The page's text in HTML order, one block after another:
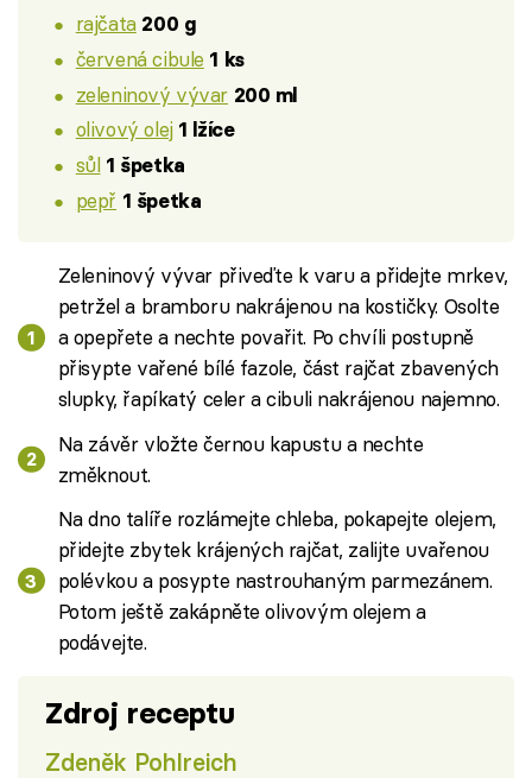
rajčata 200 g
červená cibule 1 ks
zeleninový vývar 200 ml
olivový olej 1 lžíce
sůl 1 špetka
pepř 1 špetka
Zeleninový vývar přiveďte k varu a přidejte mrkev,
petržel a bramboru nakrájenou na kostičky. Osolte
a opepřete a nechte povařit. Po chvíli postupně
přisypte vařené bílé fazole, část rajčat zbavených
slupky, řapíkatý celer a cibuli nakrájenou najemno.
Na závěr vložte černou kapustu a nechte
změknout.
Na dno talíře rozlámejte chleba, pokapejte olejem,
přidejte zbytek krájených rajčat, zalijte uvařenou
polévkou a posypte nastrouhaným parmezánem.
Potom ještě zakápněte olivovým olejem a
podávejte.
Zdroj receptu
Zdeněk Pohlreich